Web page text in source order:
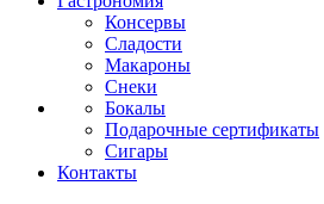
Консервы
Сладости
Макароны
Снеки
Бокалы
Подарочные сертификаты
Сигары
Контакты